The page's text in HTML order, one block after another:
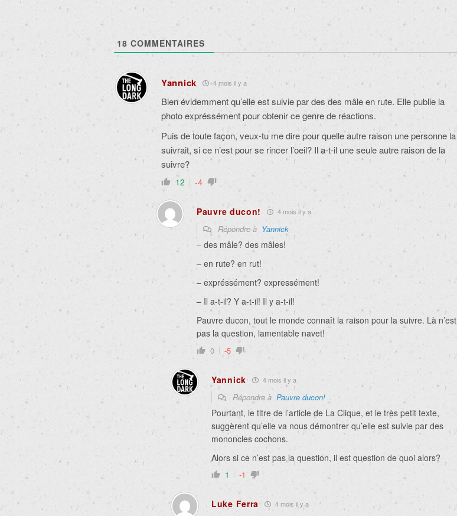
18 COMMENTAIRES
Yannick 4 mois il y a
Bien évidemment qu’elle est suivie par des des mâle en rute. Elle publie la
photo expréssément pour obtenir ce genre de réactions.
Puis de toute façon, veux-tu me dire pour quelle autre raison une personne la
suivrait, si ce n’est pour se rincer l’oeil? Il a-t-il une seule autre raison de la
suivre?
12 -4
Pauvre ducon! 4 mois il y a
Répondre à Yannick
– des mâle? des mâles!
– en rute? en rut!
– expréssément? expressément!
– Il a-t-il? Y a-t-il! Il y a-t-il!
Pauvre ducon, tout le monde connaît la raison pour la suivre. Là n’est
pas la question, lamentable navet!
0 -5
Yannick 4 mois il y a
Répondre à Pauvre ducon!
Pourtant, le titre de l’article de La Clique, et le très petit texte,
suggèrent qu’elle va nous démontrer qu’elle est suivie par des
mononcles cochons.
Alors si ce n’est pas la question, il est question de quoi alors?
1 -1
Luke Ferra 4 mois il y a